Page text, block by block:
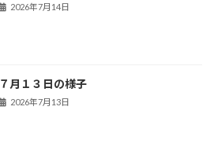
2026年7月14日
７月１３日の様子
2026年7月13日